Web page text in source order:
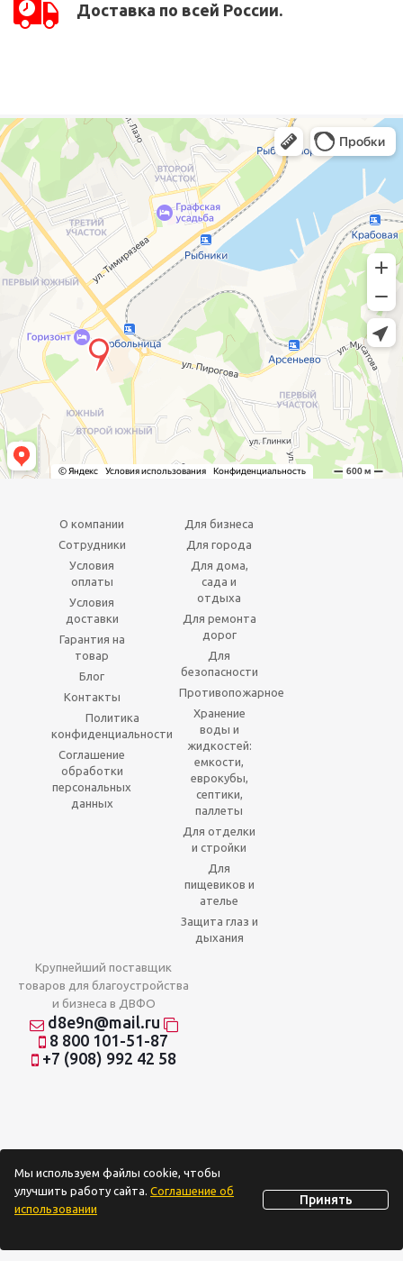
Доставка по всей России.
О компании
Сотрудники
Условия
оплаты
Условия
доставки
Гарантия на
товар
Блог
Контакты
Политика
конфиденциальности
Соглашение
обработки
персональных
данных
Для бизнеса
Для города
Для дома,
сада и
отдыха
Для ремонта
дорог
Для
безопасности
Противопожарное
Хранение
воды и
жидкостей:
емкости,
еврокубы,
септики,
паллеты
Для отделки
и стройки
Для
пищевиков и
ателье
Защита глаз и
дыхания
Крупнейший поставщик
товаров для благоустройства
и бизнеса в ДВФО
d8e9n@mail.ru
8 800 101-51-87
+7 (908) 992 42 58
Мы используем файлы cookie, чтобы
улучшить работу сайта. Соглашение об
использовании
Принять